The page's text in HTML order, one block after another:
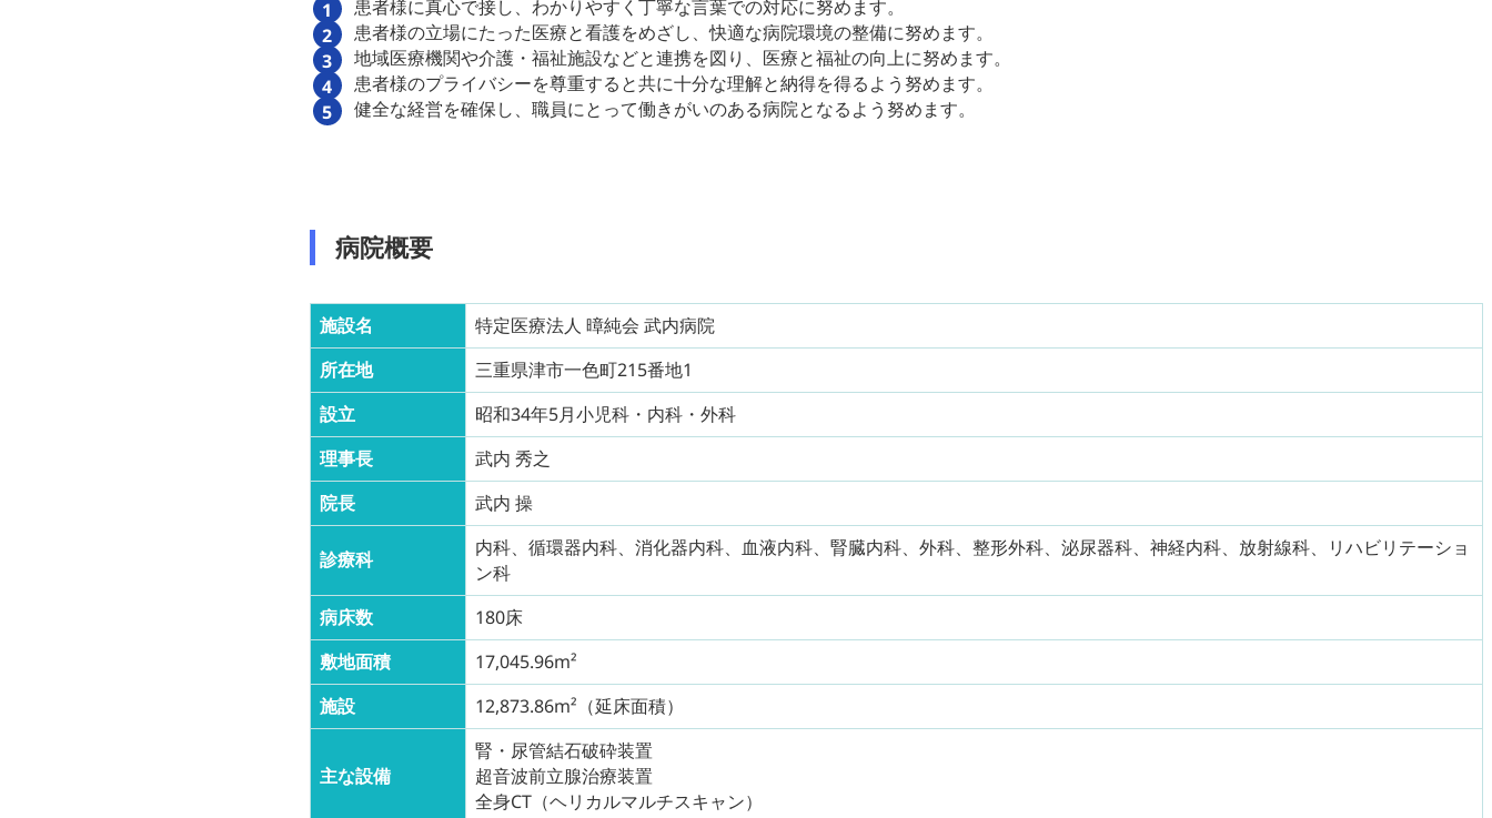
患者様に真心で接し、わかりやすく丁寧な言葉での対応に努めます。
患者様の立場にたった医療と看護をめざし、快適な病院環境の整備に努めます。
地域医療機関や介護・福祉施設などと連携を図り、医療と福祉の向上に努めます。
患者様のプライバシーを尊重すると共に十分な理解と納得を得るよう努めます。
健全な経営を確保し、職員にとって働きがいのある病院となるよう努めます。
病院概要
施設名
特定医療法人 暲純会 武内病院
所在地
三重県津市一色町215番地1
設立
昭和34年5月小児科・内科・外科
理事長
武内 秀之
院長
武内 操
診療科
内科、循環器内科、消化器内科、血液内科、腎臓内科、外科、整形外科、泌尿器科、神経内科、放射線科、リハビリテーショ
ン科
病床数
180床
敷地面積
17,045.96m²
施設
12,873.86m²（延床面積）
主な設備
腎・尿管結石破砕装置
超音波前立腺治療装置
全身CT（ヘリカルマルチスキャン）